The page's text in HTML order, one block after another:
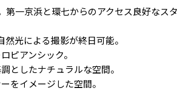
白レンガ壁とカーペット 階段
第一京浜と環七からのアクセス良好なスタ
光による撮影が終日可能。
ピアンシック。
としたナチュラルな空間。
をイメージした空間。